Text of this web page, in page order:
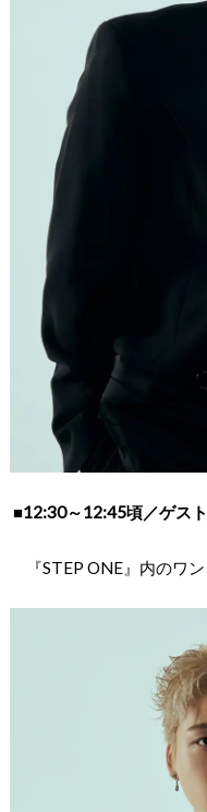
■12:30～12:45頃／ゲス
『STEP ONE』内のワン